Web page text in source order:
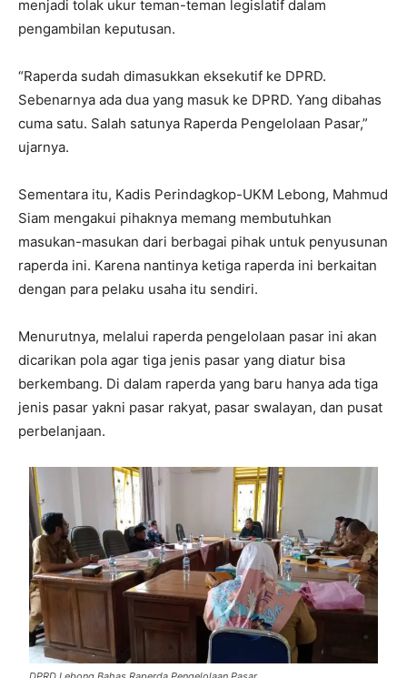
menjadi tolak ukur teman-teman legislatif dalam
pengambilan keputusan.
“Raperda sudah dimasukkan eksekutif ke DPRD.
Sebenarnya ada dua yang masuk ke DPRD. Yang dibahas
cuma satu. Salah satunya Raperda Pengelolaan Pasar,”
ujarnya.
Sementara itu, Kadis Perindagkop-UKM Lebong, Mahmud
Siam mengakui pihaknya memang membutuhkan
masukan-masukan dari berbagai pihak untuk penyusunan
raperda ini. Karena nantinya ketiga raperda ini berkaitan
dengan para pelaku usaha itu sendiri.
Menurutnya, melalui raperda pengelolaan pasar ini akan
dicarikan pola agar tiga jenis pasar yang diatur bisa
berkembang. Di dalam raperda yang baru hanya ada tiga
jenis pasar yakni pasar rakyat, pasar swalayan, dan pusat
perbelanjaan.